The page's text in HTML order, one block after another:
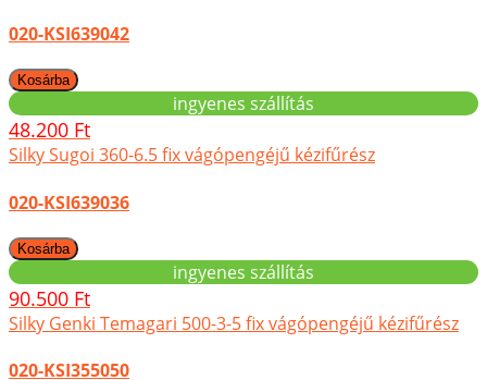
020-KSI639042
ingyenes szállítás
48.200 Ft
Silky Sugoi 360-6.5 fix vágópengéjű kézifűrész
020-KSI639036
ingyenes szállítás
90.500 Ft
Silky Genki Temagari 500-3-5 fix vágópengéjű kézifűrész
020-KSI355050